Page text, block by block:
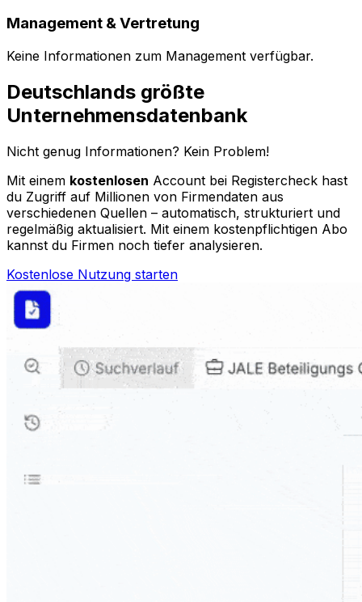
Management & Vertretung
Keine Informationen zum Management verfügbar.
Deutschlands größte
Unternehmensdatenbank
Nicht genug Informationen? Kein Problem!
Mit einem kostenlosen Account bei Registercheck hast
du Zugriff auf Millionen von Firmendaten aus
verschiedenen Quellen – automatisch, strukturiert und
regelmäßig aktualisiert. Mit einem kostenpflichtigen Abo
kannst du Firmen noch tiefer analysieren.
Kostenlose Nutzung starten